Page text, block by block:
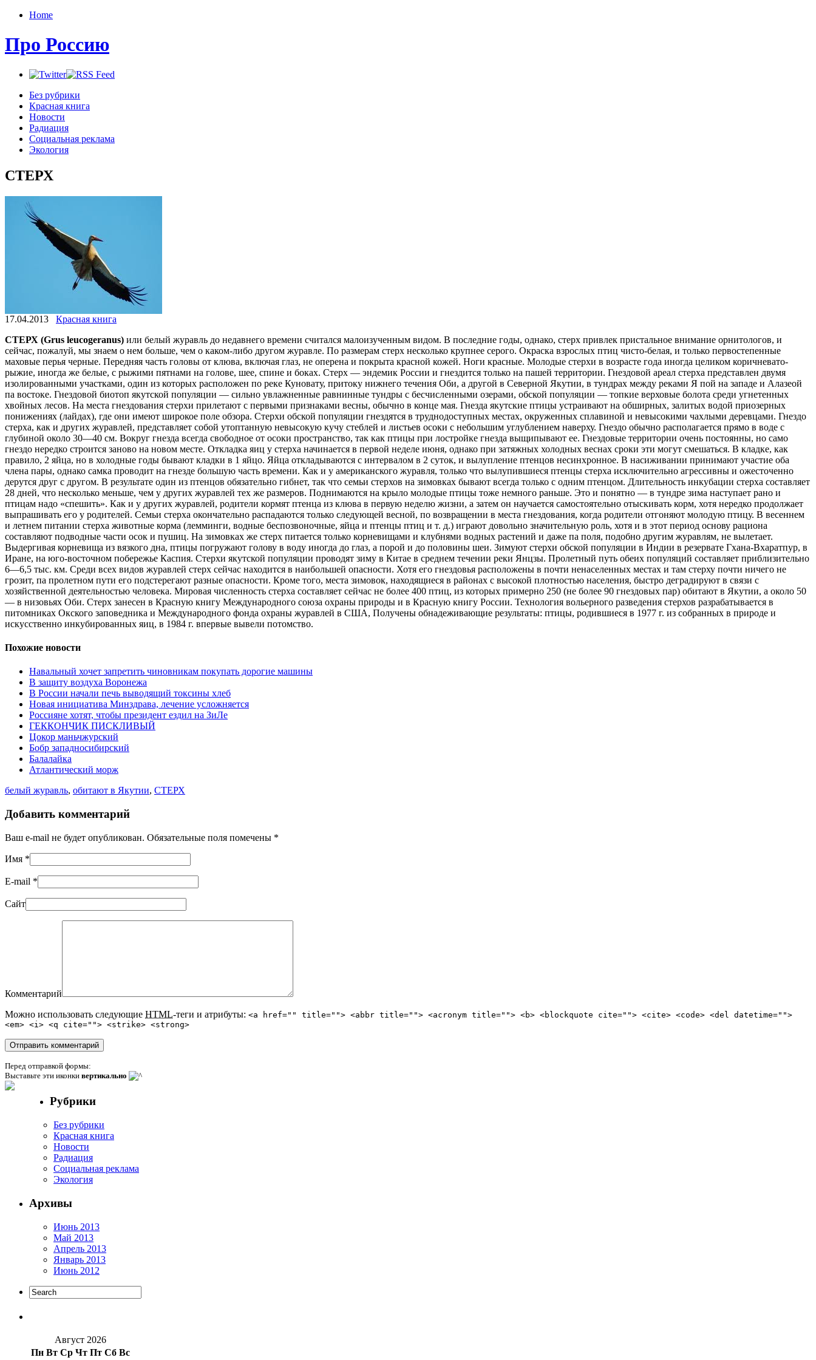
Home
Про Россию
Без рубрики
Красная книга
Новости
Радиация
Социальная реклама
Экология
СТЕРХ
17.04.2013
Красная книга
СТЕРХ (Grus leucogeranus) или белый журавль до недавнего времени считался малоизученным видом. В последние годы, однако, стерх привлек пристальное внимание орнитологов, и
сейчас, пожалуй, мы знаем о нем больше, чем о каком-либо другом журавле. По размерам стерх несколько крупнее серого. Окраска взрослых птиц чисто-белая, и только первостепенные
маховые перья черные. Передняя часть головы от клюва, включая глаз, не оперена и покрыта красной кожей. Ноги красные. Молодые стерхи в возрасте года иногда целиком коричневато-
рыжие, иногда же белые, с рыжими пятнами на голове, шее, спине и боках. Стерх — эндемик России и гнездится только на пашей территории. Гнездовой ареал стерха представлен двумя
изолированными участками, один из которых расположен по реке Куновату, притоку нижнего течения Оби, а другой в Северной Якутии, в тундрах между реками Я пой на западе и Алазеой
па востоке. Гнездовой биотоп якутской популяции — сильно увлажненные равнинные тундры с бесчисленными озерами, обской популяции — топкие верховые болота среди угнетенных
хвойных лесов. На места гнездования стерхи прилетают с первыми признаками весны, обычно в конце мая. Гнезда якутские птицы устраивают на обширных, залитых водой приозерных
понижениях (лайдах), где они имеют широкое поле обзора. Стерхи обской популяции гнездятся в труднодоступных местах, окруженных сплавиной и невысокими чахлыми деревцами. Гнездо
стерха, как и других журавлей, представляет собой утоптанную невысокую кучу стеблей и листьев осоки с небольшим углублением наверху. Гнездо обычно располагается прямо в воде с
глубиной около 30—40 см. Вокруг гнезда всегда свободное от осоки пространство, так как птицы при лостройке гнезда выщипывают ее. Гнездовые территории очень постоянны, но само
гнездо нередко строится заново на новом месте. Откладка яиц у стерха начинается в первой неделе июня, однако при затяжных холодных веснах сроки эти могут смешаться. В кладке, как
правило, 2 яйца, но в холодные годы бывают кладки в 1 яйцо. Яйца откладываются с интервалом в 2 суток, и вылупление птенцов несинхронное. В насиживании принимают участие оба
члена пары, однако самка проводит на гнезде большую часть времени. Как и у американского журавля, только что вылупившиеся птенцы стерха исключительно агрессивны и ожесточенно
дерутся друг с другом. В результате один из птенцов обязательно гибнет, так что семьи стерхов на зимовках бывают всегда только с одним птенцом. Длительность инкубации стерха составляет
28 дней, что несколько меньше, чем у других журавлей тех же размеров. Поднимаются на крыло молодые птицы тоже немного раньше. Это и понятно — в тундре зима наступает рано и
птицам надо «спешить». Как и у других журавлей, родители кормят птенца из клюва в первую неделю жизни, а затем он научается самостоятельно отыскивать корм, хотя нередко продолжает
выпрашивать его у родителей. Семьи стерха окончательно распадаются только следующей весной, по возвращении в места гнездования, когда родители отгоняют молодую птицу. В весеннем
и летнем питании стерха животные корма (лемминги, водные беспозвоночные, яйца и птенцы птиц и т. д.) играют довольно значительную роль, хотя и в этот период основу рациона
составляют подводные части осок и пушиц. На зимовках же стерх питается только корневищами и клубнями водных растений и даже па поля, подобно другим журавлям, не вылетает.
Выдергивая корневища из вязкого дна, птицы погружают голову в воду иногда до глаз, а порой и до половины шеи. Зимуют стерхи обской популяции в Индии в резервате Гхана-Вхаратпур, в
Иране, на юго-восточном побережье Каспия. Стерхи якутской популяции проводят зиму в Китае в среднем течении реки Янцзы. Пролетный путь обеих популяций составляет приблизительно
6—6,5 тыс. км. Среди всех видов журавлей стерх сейчас находится в наибольшей опасности. Хотя его гнездовья расположены в почти ненаселенных местах и там стерху почти ничего не
грозит, па пролетном пути его подстерегают разные опасности. Кроме того, места зимовок, находящиеся в районах с высокой плотностью населения, быстро деградируют в связи с
хозяйственной деятельностью человека. Мировая численность стерха составляет сейчас не более 400 птиц, из которых примерно 250 (не более 90 гнездовых пар) обитают в Якутии, а около 50
— в низовьях Оби. Стерх занесен в Красную книгу Международного союза охраны природы и в Красную книгу России. Технология вольерного разведения стерхов разрабатывается в
питомниках Окского заповедника и Международного фонда охраны журавлей в США, Получены обнадеживающие результаты: птицы, родившиеся в 1977 г. из собранных в природе и
искусственно инкубированных яиц, в 1984 г. впервые вывели потомство.
Похожие новости
Навальный хочет запретить чиновникам покупать дорогие машины
В защиту воздуха Воронежа
В России начали печь выводящий токсины хлеб
Новая инициатива Минздрава, лечение усложняется
Россияне хотят, чтобы президент ездил на ЗиЛе
ГЕККОНЧИК ПИСКЛИВЫЙ
Цокор маньчжурский
Бобр западносибирский
Балалайка
Атлантический морж
белый журавль, обитают в Якутии, СТЕРХ
Добавить комментарий
Ваш e-mail не будет опубликован. Обязательные поля помечены *
Имя *
E-mail *
Сайт
Комментарий
Можно использовать следующие HTML-теги и атрибуты: <a href="" title=""> <abbr title=""> <acronym title=""> <b> <blockquote cite=""> <cite> <code> <del datetime="">
<em> <i> <q cite=""> <strike> <strong>
Перед отправкой формы:
Выставьте эти иконки вертикально
Рубрики
Без рубрики
Красная книга
Новости
Радиация
Социальная реклама
Экология
Архивы
Июнь 2013
Май 2013
Апрель 2013
Январь 2013
Июнь 2012
Август 2026
Пн Вт Ср Чт Пт Сб Вс